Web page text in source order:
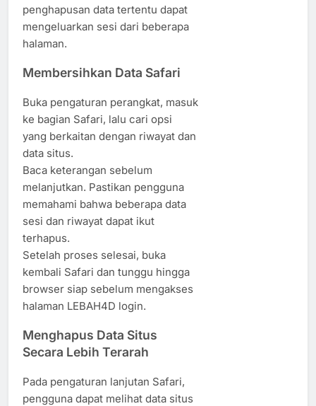
penghapusan data tertentu dapat
mengeluarkan sesi dari beberapa
halaman.
Membersihkan Data Safari
Buka pengaturan perangkat, masuk
ke bagian Safari, lalu cari opsi
yang berkaitan dengan riwayat dan
data situs.
Baca keterangan sebelum
melanjutkan. Pastikan pengguna
memahami bahwa beberapa data
sesi dan riwayat dapat ikut
terhapus.
Setelah proses selesai, buka
kembali Safari dan tunggu hingga
browser siap sebelum mengakses
halaman LEBAH4D login.
Menghapus Data Situs
Secara Lebih Terarah
Pada pengaturan lanjutan Safari,
pengguna dapat melihat data situs